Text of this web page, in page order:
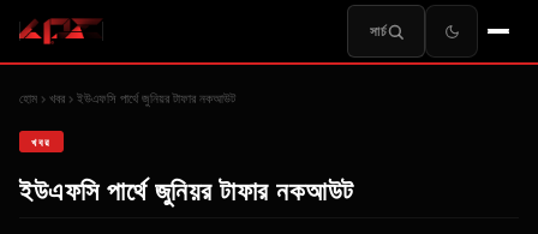
সার্চ
হোম খবর ইউএফসি পার্থে জুনিয়র টাফার নকআউট
খবর
ইউএফসি পার্থে জুনিয়র টাফার নকআউট